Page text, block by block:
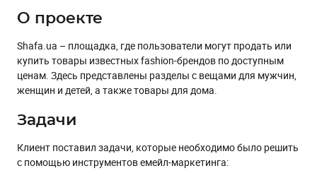
Вывод
О проекте
Shafa.ua – площадка, где пользователи могут продать или
купить товары известных fashion-брендов по доступным
ценам. Здесь представлены разделы с вещами для мужчин,
женщин и детей, а также товары для дома.
Задачи
Клиент поставил задачи, которые необходимо было решить
с помощью инструментов емейл-маркетинга: